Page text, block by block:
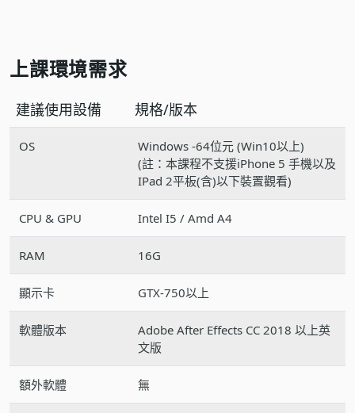
上課環境需求
建議使用設備 規格/版本
OS
Windows -64位元 (Win10以上)
(註：本課程不支援iPhone 5 手機以及
IPad 2平板(含)以下裝置觀看)
CPU & GPU Intel I5 / Amd A4
RAM 16G
顯示卡 GTX-750以上
軟體版本
Adobe After Effects CC 2018 以上英
文版
額外軟體 無